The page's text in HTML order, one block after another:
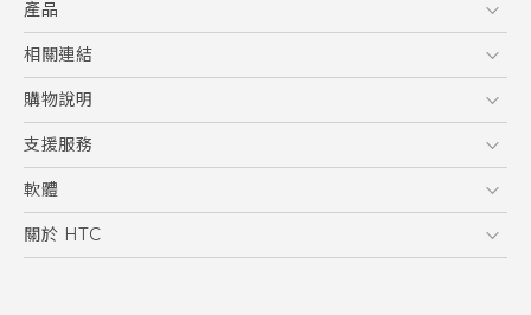
產品
5G
配件
相關連結
HTC Research
購物說明
購物須知
付款方式
支援服務
到府收送維修服務
客戶服務佈告欄
軟體
應用程式
關於 HTC